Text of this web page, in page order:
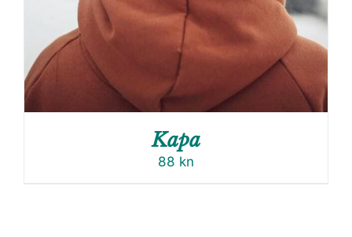
Kapa
88 kn